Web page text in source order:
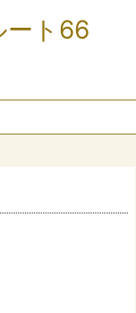
ート66